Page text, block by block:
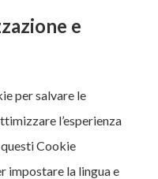
e
per salvare le
l’esperienza
Cookie
impostare la lingua e